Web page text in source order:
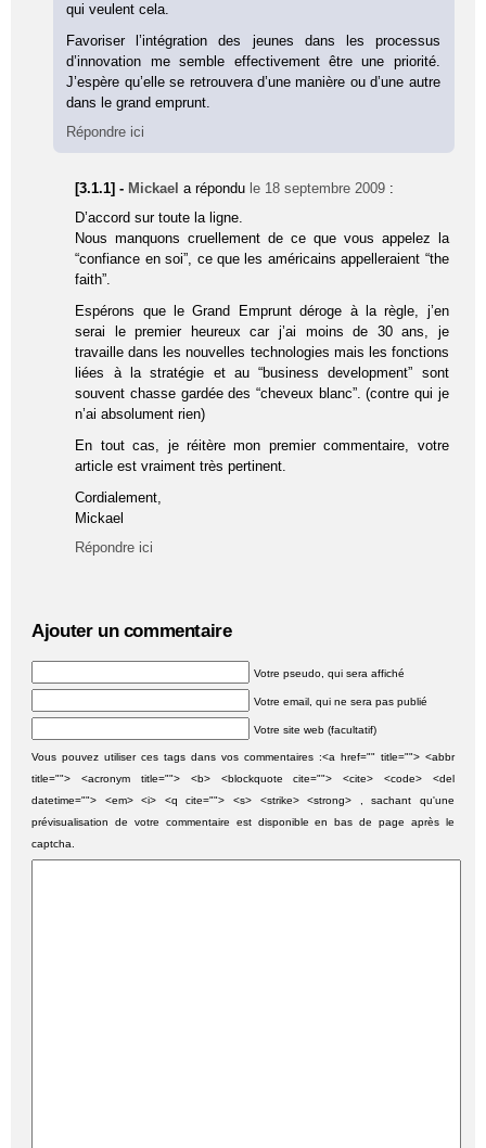
qui veulent cela.
Favoriser l’intégration des jeunes dans les processus
d’innovation me semble effectivement être une priorité.
J’espère qu’elle se retrouvera d’une manière ou d’une autre
dans le grand emprunt.
Répondre ici
[3.1.1] - Mickael a répondu le 18 septembre 2009 :
D’accord sur toute la ligne.
Nous manquons cruellement de ce que vous appelez la
“confiance en soi”, ce que les américains appelleraient “the
faith”.
Espérons que le Grand Emprunt déroge à la règle, j’en
serai le premier heureux car j’ai moins de 30 ans, je
travaille dans les nouvelles technologies mais les fonctions
liées à la stratégie et au “business development” sont
souvent chasse gardée des “cheveux blanc”. (contre qui je
n’ai absolument rien)
En tout cas, je réitère mon premier commentaire, votre
article est vraiment très pertinent.
Cordialement,
Mickael
Répondre ici
Ajouter un commentaire
Votre pseudo, qui sera affiché
Votre email, qui ne sera pas publié
Votre site web (facultatif)
Vous pouvez utiliser ces tags dans vos commentaires :<a href="" title=""> <abbr
title=""> <acronym title=""> <b> <blockquote cite=""> <cite> <code> <del
datetime=""> <em> <i> <q cite=""> <s> <strike> <strong> , sachant qu'une
prévisualisation de votre commentaire est disponible en bas de page après le
captcha.